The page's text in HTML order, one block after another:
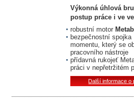
Výkonná úhlová
postup práce i ve
robustní motor
bezpečnostní
momentu, který se
pracovního nástroje
přídavná rukojeť
práci v nepřetržitém
Další informace o